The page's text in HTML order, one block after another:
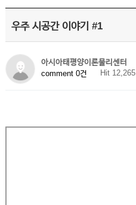
우주 시공간 이야기 #1
아시아태평양이론물리센터
comment 0건
Hit 12,265